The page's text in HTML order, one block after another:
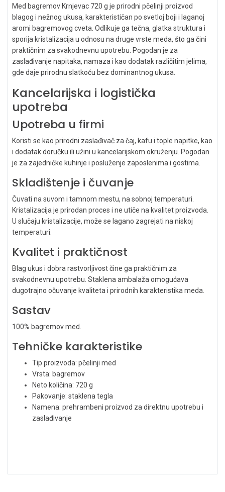
Med bagremov Krnjevac 720 g je prirodni pčelinji proizvod
blagog i nežnog ukusa, karakterističan po svetloj boji i laganoj
aromi bagremovog cveta. Odlikuje ga tečna, glatka struktura i
sporija kristalizacija u odnosu na druge vrste meda, što ga čini
praktičnim za svakodnevnu upotrebu. Pogodan je za
zaslađivanje napitaka, namaza i kao dodatak različitim jelima,
gde daje prirodnu slatkoću bez dominantnog ukusa.
Kancelarijska i logistička
upotreba
Upotreba u firmi
Koristi se kao prirodni zaslađivač za čaj, kafu i tople napitke, kao
i dodatak doručku ili užini u kancelarijskom okruženju. Pogodan
je za zajedničke kuhinje i posluženje zaposlenima i gostima.
Skladištenje i čuvanje
Čuvati na suvom i tamnom mestu, na sobnoj temperaturi.
Kristalizacija je prirodan proces i ne utiče na kvalitet proizvoda.
U slučaju kristalizacije, može se lagano zagrejati na niskoj
temperaturi.
Kvalitet i praktičnost
Blag ukus i dobra rastvorljivost čine ga praktičnim za
svakodnevnu upotrebu. Staklena ambalaža omogućava
dugotrajno očuvanje kvaliteta i prirodnih karakteristika meda.
Sastav
100% bagremov med.
Tehničke karakteristike
Tip proizvoda: pčelinji med
Vrsta: bagremov
Neto količina: 720 g
Pakovanje: staklena tegla
Namena: prehrambeni proizvod za direktnu upotrebu i
zaslađivanje